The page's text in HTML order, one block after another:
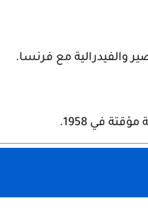
والفيدرالية مع فرنسا.